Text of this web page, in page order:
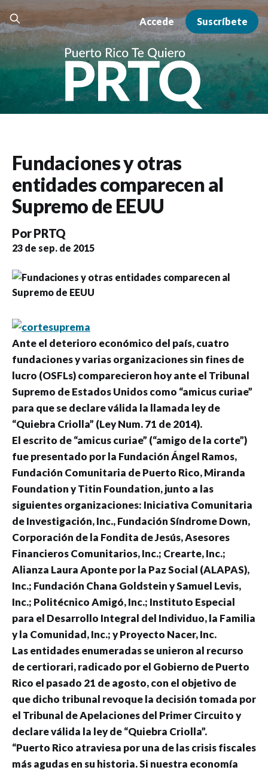
Accede Suscríbete
Fundaciones y otras
entidades comparecen al
Supremo de EEUU
PorPRTQ
23 de sep. de 2015
Ante el deterioro económico del país, cuatro
fundaciones y varias organizaciones sin fines de
lucro (OSFLs) comparecieron hoy ante el Tribunal
Supremo de Estados Unidos como “amicus curiae”
para que se declare válida la llamada ley de
“Quiebra Criolla” (Ley Num. 71 de 2014).
El escrito de “amicus curiae” (“amigo de la corte”)
fue presentado por la Fundación Ángel Ramos,
Fundación Comunitaria de Puerto Rico, Miranda
Foundation y Titin Foundation, junto a las
siguientes organizaciones: Iniciativa Comunitaria
de Investigación, Inc., Fundación Síndrome Down,
Corporación de la Fondita de Jesús, Asesores
Financieros Comunitarios, Inc.; Crearte, Inc.;
Alianza Laura Aponte por la Paz Social (ALAPAS),
Inc.; Fundación Chana Goldstein y Samuel Levis,
Inc.; Politécnico Amigó, Inc.; Instituto Especial
para el Desarrollo Integral del Individuo, la Familia
y la Comunidad, Inc.; y Proyecto Nacer, Inc.
Las entidades enumeradas se unieron al recurso
de certiorari, radicado por el Gobierno de Puerto
Rico el pasado 21 de agosto, con el objetivo de
que dicho tribunal revoque la decisión tomada por
el Tribunal de Apelaciones del Primer Circuito y
declare válida la ley de “Quiebra Criolla”.
“Puerto Rico atraviesa por una de las crisis fiscales
más agudas en su historia. Si nuestra economía